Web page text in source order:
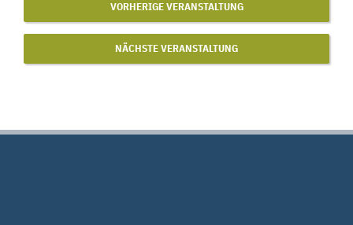
VORHERIGE VERANSTALTUNG
NÄCHSTE VERANSTALTUNG